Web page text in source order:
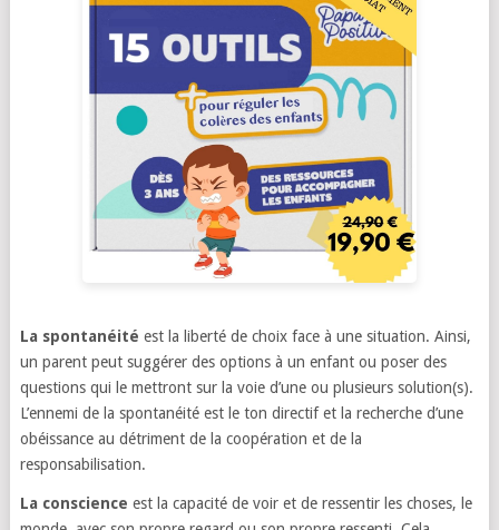
La spontanéité est la liberté de choix face à une situation. Ainsi,
un parent peut suggérer des options à un enfant ou poser des
questions qui le mettront sur la voie d’une ou plusieurs solution(s).
L’ennemi de la spontanéité est le ton directif et la recherche d’une
obéissance au détriment de la coopération et de la
responsabilisation.
La conscience est la capacité de voir et de ressentir les choses, le